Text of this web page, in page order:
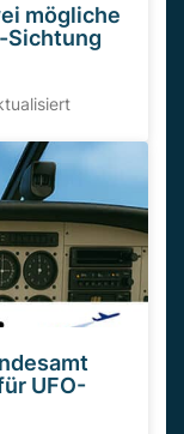
mögliche
Sichtung
UFO-